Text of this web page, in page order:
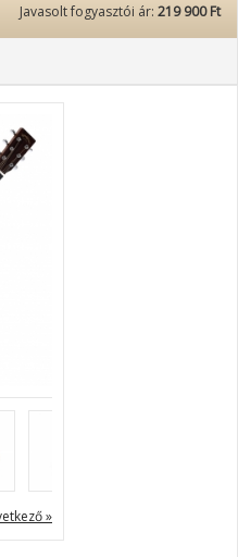
Javasolt fogyasztói ár: 219 900 Ft
»